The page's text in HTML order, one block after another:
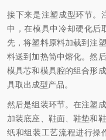
接下来是注塑成型环节。
中，在模具中冷却硬化后
先，将塑料原料加载到注
料送到加热筒中熔化。然
模具芯和模具腔的组合形
具取出成型产品。
然后是组装环节。在注塑
加装底座、鞋面、鞋垫和
纸和组装工艺流程进行操